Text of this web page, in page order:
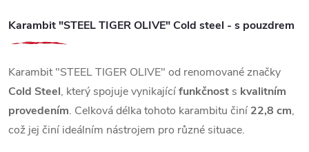
Karambit "STEEL TIGER OLIVE" Cold steel - s pouzdrem
Karambit "STEEL TIGER OLIVE" od renomované značky
Cold Steel, který spojuje vynikajícífunkčnost s kvalitním
provedením. Celková délka tohoto karambitu činí 22,8 cm,
což jej činí ideálním nástrojem pro různé situace.